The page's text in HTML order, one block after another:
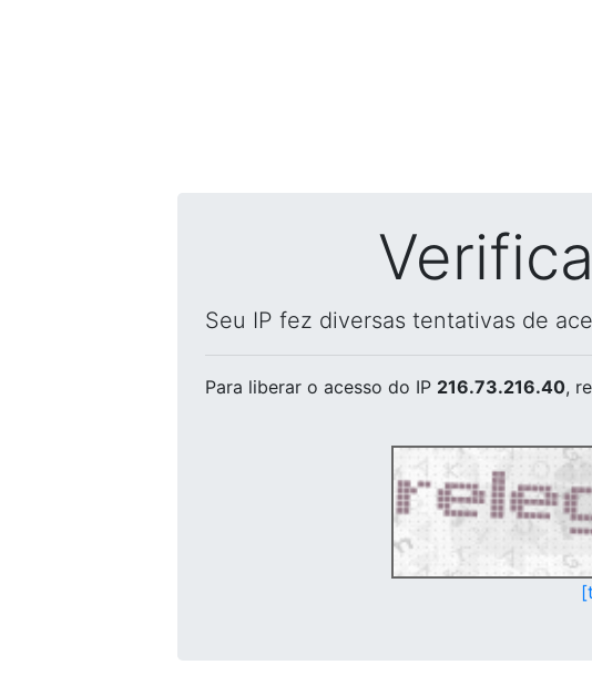
Seu IP fez diversas tentativas de
Para liberar o acesso do IP 216.73.216.40,